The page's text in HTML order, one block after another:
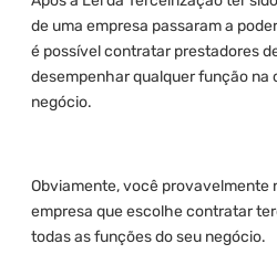
de uma empresa passaram a
é possível contratar prestadores
desempenhar qualquer função na
negócio.
Obviamente, você provavelmente
empresa que escolhe contratar
todas as funções do seu negócio.